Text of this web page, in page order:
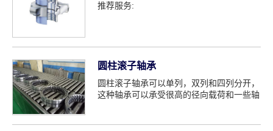
推荐服务:
圆柱滚子轴承
圆柱滚子轴承可以单列，双列和四列分开，
这种轴承可以承受很高的径向载荷和一些轴